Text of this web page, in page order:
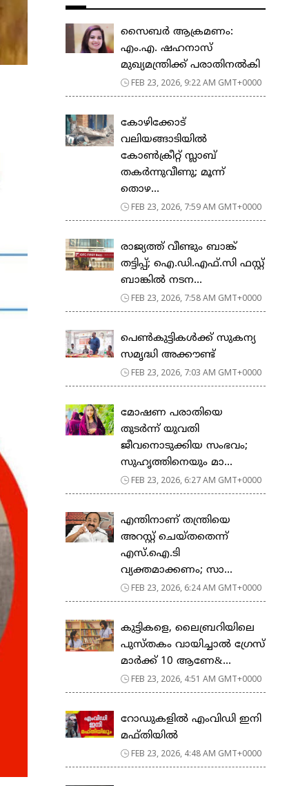
സൈബർ ആക്രമണം:
എം.എ. ഷഹനാസ്
മുഖ്യമന്ത്രിക്ക് പരാതിനൽകി
FEB 23, 2026, 9:22 AM GMT+0000
കോഴിക്കോട്
വലിയങ്ങാടിയിൽ
കോൺക്രീറ്റ് സ്ലാബ്
തകർന്നുവീണു; മൂന്ന്
തൊഴ...
FEB 23, 2026, 7:59 AM GMT+0000
രാജ്യത്ത് വീണ്ടും ബാങ്ക്
തട്ടിപ്പ്; ഐ.ഡി.എഫ്.സി ഫസ്റ്റ്
ബാങ്കിൽ നടന...
FEB 23, 2026, 7:58 AM GMT+0000
പെ​ൺ​കു​ട്ടി​ക​ൾ​ക്ക് സു​ക​ന്യ
സ​മൃ​ദ്ധി അ​ക്കൗ​ണ്ട്
FEB 23, 2026, 7:03 AM GMT+0000
മോഷണ പരാതിയെ
തുടര്‍ന്ന് യുവതി
ജീവനൊടുക്കിയ സംഭവം;
സുഹൃത്തിനെയും മാ...
FEB 23, 2026, 6:27 AM GMT+0000
എന്തിനാണ് തന്ത്രിയെ
അറസ്റ്റ് ചെയ്തതെന്ന്
എസ്.ഐ.ടി
വ്യക്തമാക്കണം; സാ...
FEB 23, 2026, 6:24 AM GMT+0000
കുട്ടികളെ, ലൈബ്രറിയിലെ
പുസ്തകം വായിച്ചാല്‍ ഗ്രേസ്
മാര്‍ക്ക് 10 ആണേ&...
FEB 23, 2026, 4:51 AM GMT+0000
റോഡുകളില്‍ എംവിഡി ഇനി
മഫ്തിയില്‍
FEB 23, 2026, 4:48 AM GMT+0000